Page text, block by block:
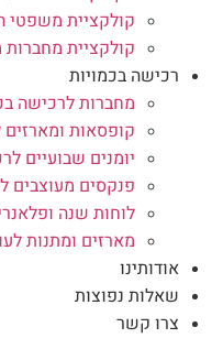
קולקציית
קולקציית מחברות
רכישה בכמויות
מחברות לרכישה
קופסאות
יומנים שבועיים
פנקסים מעוצבים
לוחות שנה
מארזים ומתנות
אודותינו
שאלות נפוצות
צרו קשר